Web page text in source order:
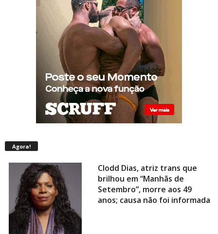
Agora!
Clodd Dias, atriz trans que
brilhou em “Manhãs de
Setembro”, morre aos 49
anos; causa não foi informada